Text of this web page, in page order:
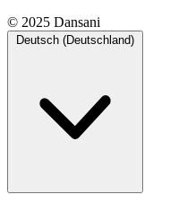
© 2025 Dansani
Deutsch (Deutschland)